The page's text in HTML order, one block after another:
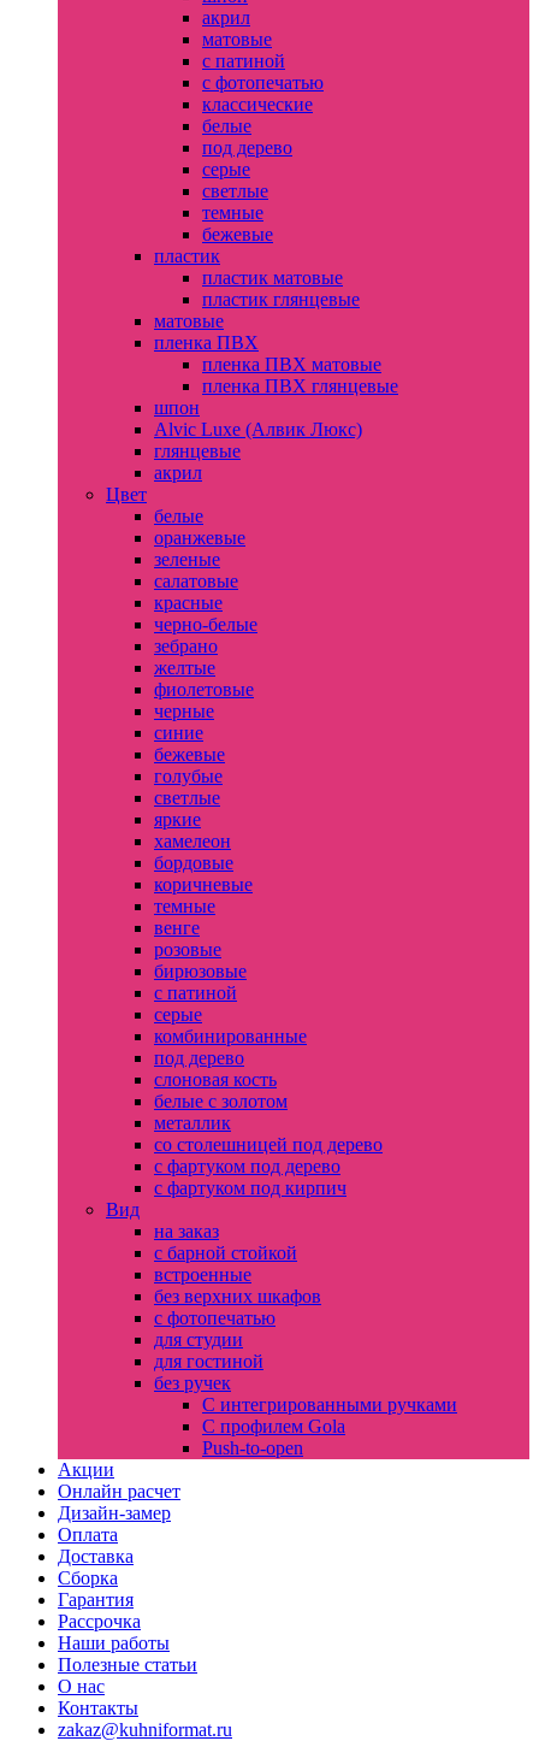
акрил
матовые
с патиной
с фотопечатью
классические
белые
под дерево
серые
светлые
темные
бежевые
пластик
пластик матовые
пластик глянцевые
матовые
пленка ПВХ
пленка ПВХ матовые
пленка ПВХ глянцевые
шпон
Alvic Luxe (Алвик Люкс)
глянцевые
акрил
Цвет
белые
оранжевые
зеленые
салатовые
красные
черно-белые
зебрано
желтые
фиолетовые
черные
синие
бежевые
голубые
светлые
яркие
хамелеон
бордовые
коричневые
темные
венге
розовые
бирюзовые
с патиной
серые
комбинированные
под дерево
слоновая кость
белые с золотом
металлик
со столешницей под дерево
с фартуком под дерево
с фартуком под кирпич
Вид
на заказ
с барной стойкой
встроенные
без верхних шкафов
с фотопечатью
для студии
для гостиной
без ручек
С интегрированными ручками
С профилем Gola
Push-to-open
Акции
Онлайн расчет
Дизайн-замер
Оплата
Доставка
Сборка
Гарантия
Рассрочка
Наши работы
Полезные статьи
О нас
Контакты
zakaz@kuhniformat.ru